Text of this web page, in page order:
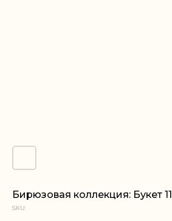
Бирюзовая коллекция: Букет 11
SKU: